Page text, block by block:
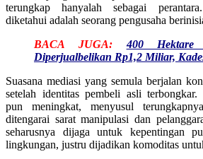
terungkap hanyalah sebagai
diketahui adalah seorang pengusaha
BACA JUGA:400
Diperjualbelikan Rp1,2 Miliar,
Suasana mediasi yang semula berjalan
setelah identitas pembeli asli terbongkar.
pun meningkat, menyusul
ditengarai sarat manipulasi dan
seharusnya dijaga untuk kepentingan
lingkungan, justru dijadikan komoditas